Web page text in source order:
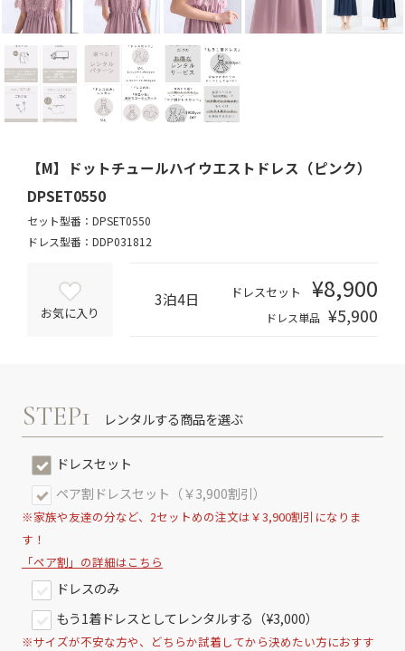
【M】ドットチュールハイウエストドレス（ピンク）
DPSET0550
セット型番：DPSET0550
ドレス型番：DDP031812
お気に入り
3泊4日 ドレスセット ¥8,900
ドレス単品 ¥5,900
STEP1 レンタルする商品を選ぶ
ドレスセット
ペア割ドレスセット（￥3,900割引）
※家族や友達の分など、2セットめの注文は￥3,900割引になりま
す！
「ペア割」の詳細はこちら
ドレスのみ
もう1着ドレスとしてレンタルする（¥3,000）
※サイズが不安な方や、どちらか試着してから決めたい方におすす